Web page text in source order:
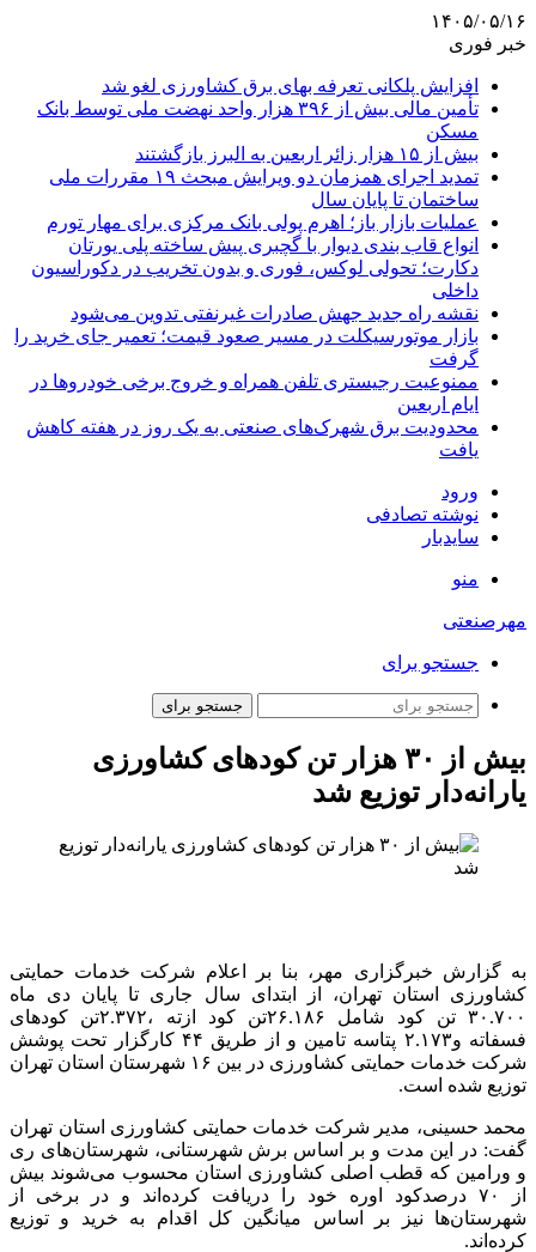
۱۴۰۵/۰۵/۱۶
خبر فوری
افزایش پلکانی تعرفه بهای برق کشاورزی لغو شد
تأمین مالی بیش از ۳۹۶ هزار واحد نهضت ملی توسط بانک
مسکن
بیش از ۱۵ هزار زائر اربعین به البرز بازگشتند
تمدید اجرای همزمان دو ویرایش مبحث ۱۹ مقررات ملی
ساختمان تا پایان سال
عملیات بازار باز؛ اهرم پولی بانک مرکزی برای مهار تورم
انواع قاب بندی دیوار با گچبری پیش ساخته پلی یورتان
دکارت؛ تحولی لوکس، فوری و بدون تخریب در دکوراسیون
داخلی
نقشه راه جدید جهش صادرات غیرنفتی تدوین می‌شود
بازار موتورسیکلت در مسیر صعود قیمت؛ تعمیر جای خرید را
گرفت
ممنوعیت رجیستری تلفن همراه و خروج برخی خودروها در
ایام اربعین
محدودیت برق شهرک‌های صنعتی به یک روز در هفته کاهش
یافت
ورود
نوشته تصادفی
سایدبار
منو
مهرصنعتی
جستجو برای
جستجو برای
بیش از ۳۰ هزار تن کودهای کشاورزی
یارانه‌دار توزیع شد
به گزارش خبرگزاری مهر، بنا بر اعلام شرکت خدمات حمایتی
کشاورزی استان تهران، از ابتدای سال جاری تا پایان دی ماه
۳۰.۷۰۰ تن کود شامل ۲۶.۱۸۶تن کود ازته ،۲.۳۷۲تن کودهای
فسفاته و۲.۱۷۳ پتاسه تامین و از طریق ۴۴ کارگزار تحت پوشش
شرکت خدمات حمایتی کشاورزی در بین ۱۶ شهرستان استان تهران
توزیع شده است.
محمد حسینی، مدیر شرکت خدمات حمایتی کشاورزی استان تهران
گفت: در این مدت و بر اساس برش شهرستانی، شهرستان‌های ری
و ورامین که قطب اصلی کشاورزی استان محسوب می‌شوند بیش
از ۷۰ درصدکود اوره خود را دریافت کرده‌اند و در برخی از
شهرستان‌ها نیز بر اساس میانگین کل اقدام به خرید و توزیع
کرده‌اند.